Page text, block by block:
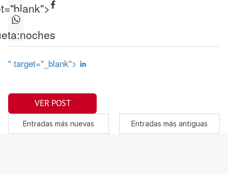
noches
" target="_blank">
VER POST
Entradas más nuevas Entradas más antiguas